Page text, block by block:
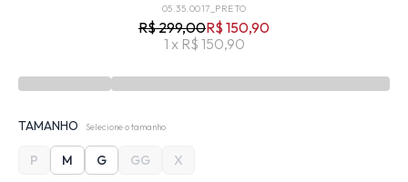
05.35.0017_PRETO
R$ 299,00R$ 150,90
1 x R$ 150,90
TAMANHO Selecione o tamanho
P M G GG X